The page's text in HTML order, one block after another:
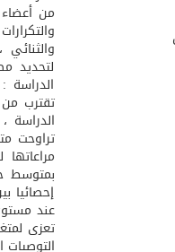
من
لتحديد
الدراسة
إحصائيا
تعزى
التوصيات